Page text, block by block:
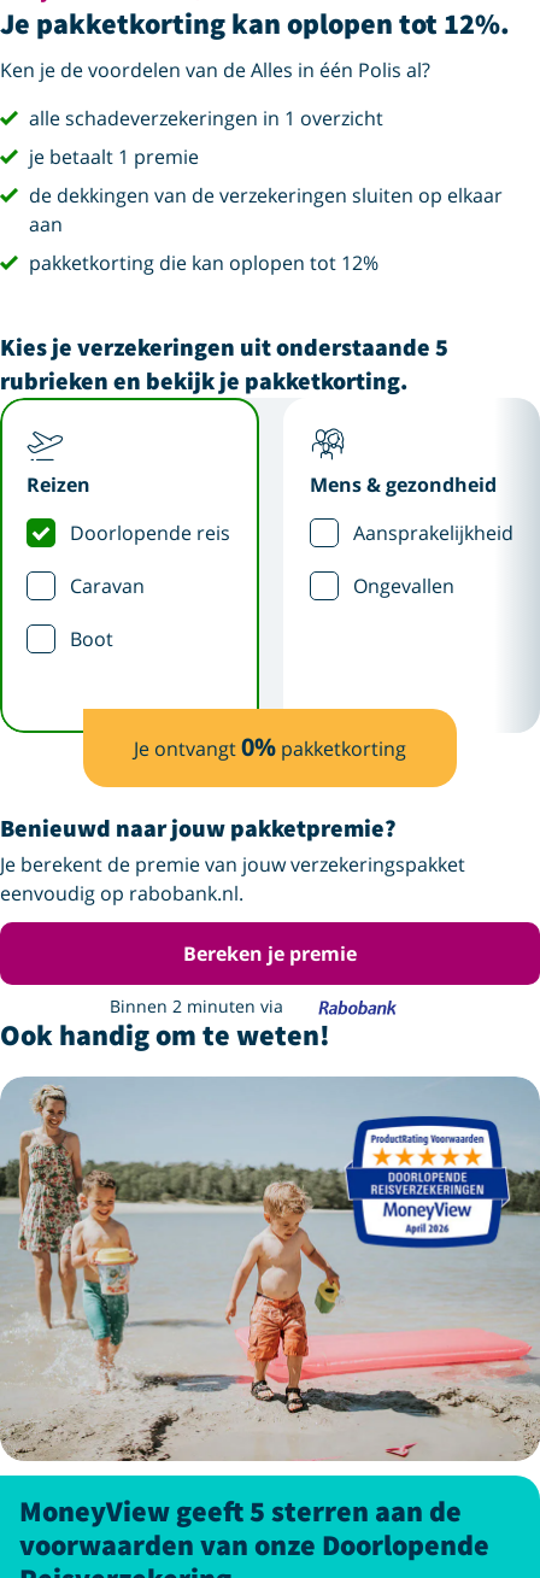
Je pakketkorting kan oplopen tot 12%.
Ken je de voordelen van de Alles in één Polis al?
vink
alle schadeverzekeringen in 1 overzicht
vink
je betaalt 1 premie
vink
de dekkingen van de verzekeringen sluiten op elkaar
aan
vink
pakketkorting die kan oplopen tot 12%
Kies je verzekeringen uit onderstaande 5
rubrieken en bekijk je pakketkorting.
Reizen
Doorlopende reis
Caravan
Boot
Mens & gezondheid
Aansprakelijkheid
Ongevallen
Je ontvangt0% pakketkorting
Benieuwd naar jouw pakketpremie?
Je berekent de premie van jouw verzekeringspakket
eenvoudig op rabobank.nl.
Bereken je premie
Binnen 2 minuten via
Ook handig om te weten!
MoneyView geeft 5 sterren aan de
voorwaarden van onze Doorlopende